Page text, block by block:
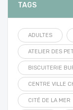
TAGS
ADULTES
ATELIER DES
BISCUITERIE
CENTRE VILLE
CITÉ DE LA MER